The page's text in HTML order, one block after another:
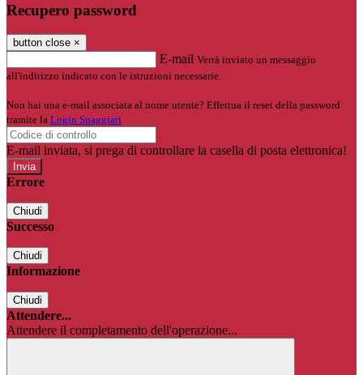
Recupero password
button close ×
E-mail Verrà inviato un messaggio
all'indirizzo indicato con le istruzioni necessarie.
Non hai una e-mail associata al nome utente? Effettua il reset della password
tramite la Login Spaggiari
E-mail inviata, si prega di controllare la casella di posta elettronica!
Errore
Chiudi
Successo
Chiudi
Informazione
Chiudi
Attendere...
Attendere il completamento dell'operazione...